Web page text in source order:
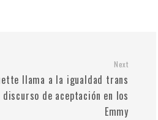
Next
llama a la igualdad trans
discurso de aceptación en los
Emmy